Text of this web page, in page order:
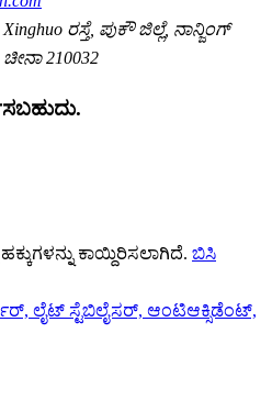
ರಸ್ತೆ, ಪುಕೌ ಜಿಲ್ಲೆ, ನಾನ್ಜಿಂಗ್
210032
ಹಕ್ಕುಗಳನ್ನು ಕಾಯ್ದಿರಿಸಲಾಗಿದೆ. ಬಿಸಿ
ಲೈಟ್ ಸ್ಟೆಬಿಲೈಸರ್, ಆಂಟಿಆಕ್ಸಿಡೆಂಟ್,